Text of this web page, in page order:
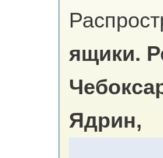
ящики.
Ядрин,